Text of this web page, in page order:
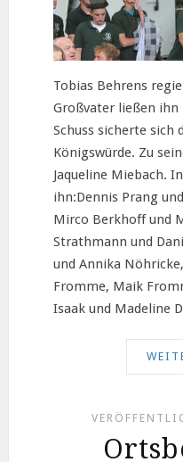
Tobias Behrens
Großvater ließen ihn
Schuss sicherte sich
Königswürde. Zu
Jaqueline Miebach.
ihn:Dennis Prang
Mirco Berkhoff und
Strathmann und
und Annika
Fromme, Maik
Isaak und Madeline